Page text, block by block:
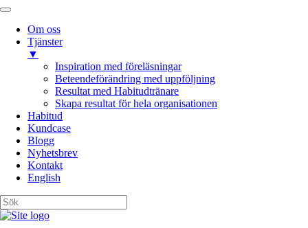
Om oss
Tjänster
▼
Inspiration med föreläsningar
Beteendeförändring med uppföljning
Resultat med Habitudtränare
Skapa resultat för hela organisationen
Habitud
Kundcase
Blogg
Nyhetsbrev
Kontakt
English